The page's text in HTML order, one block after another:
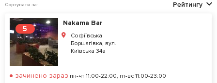
Сортувати за: Рейтингу
5
Nakama Bar
Софіївська
Борщагівка, вул.
Київська 34а
зачинено зараз пн-чт 11:00-22:00, пт-вс 11:00-23:00